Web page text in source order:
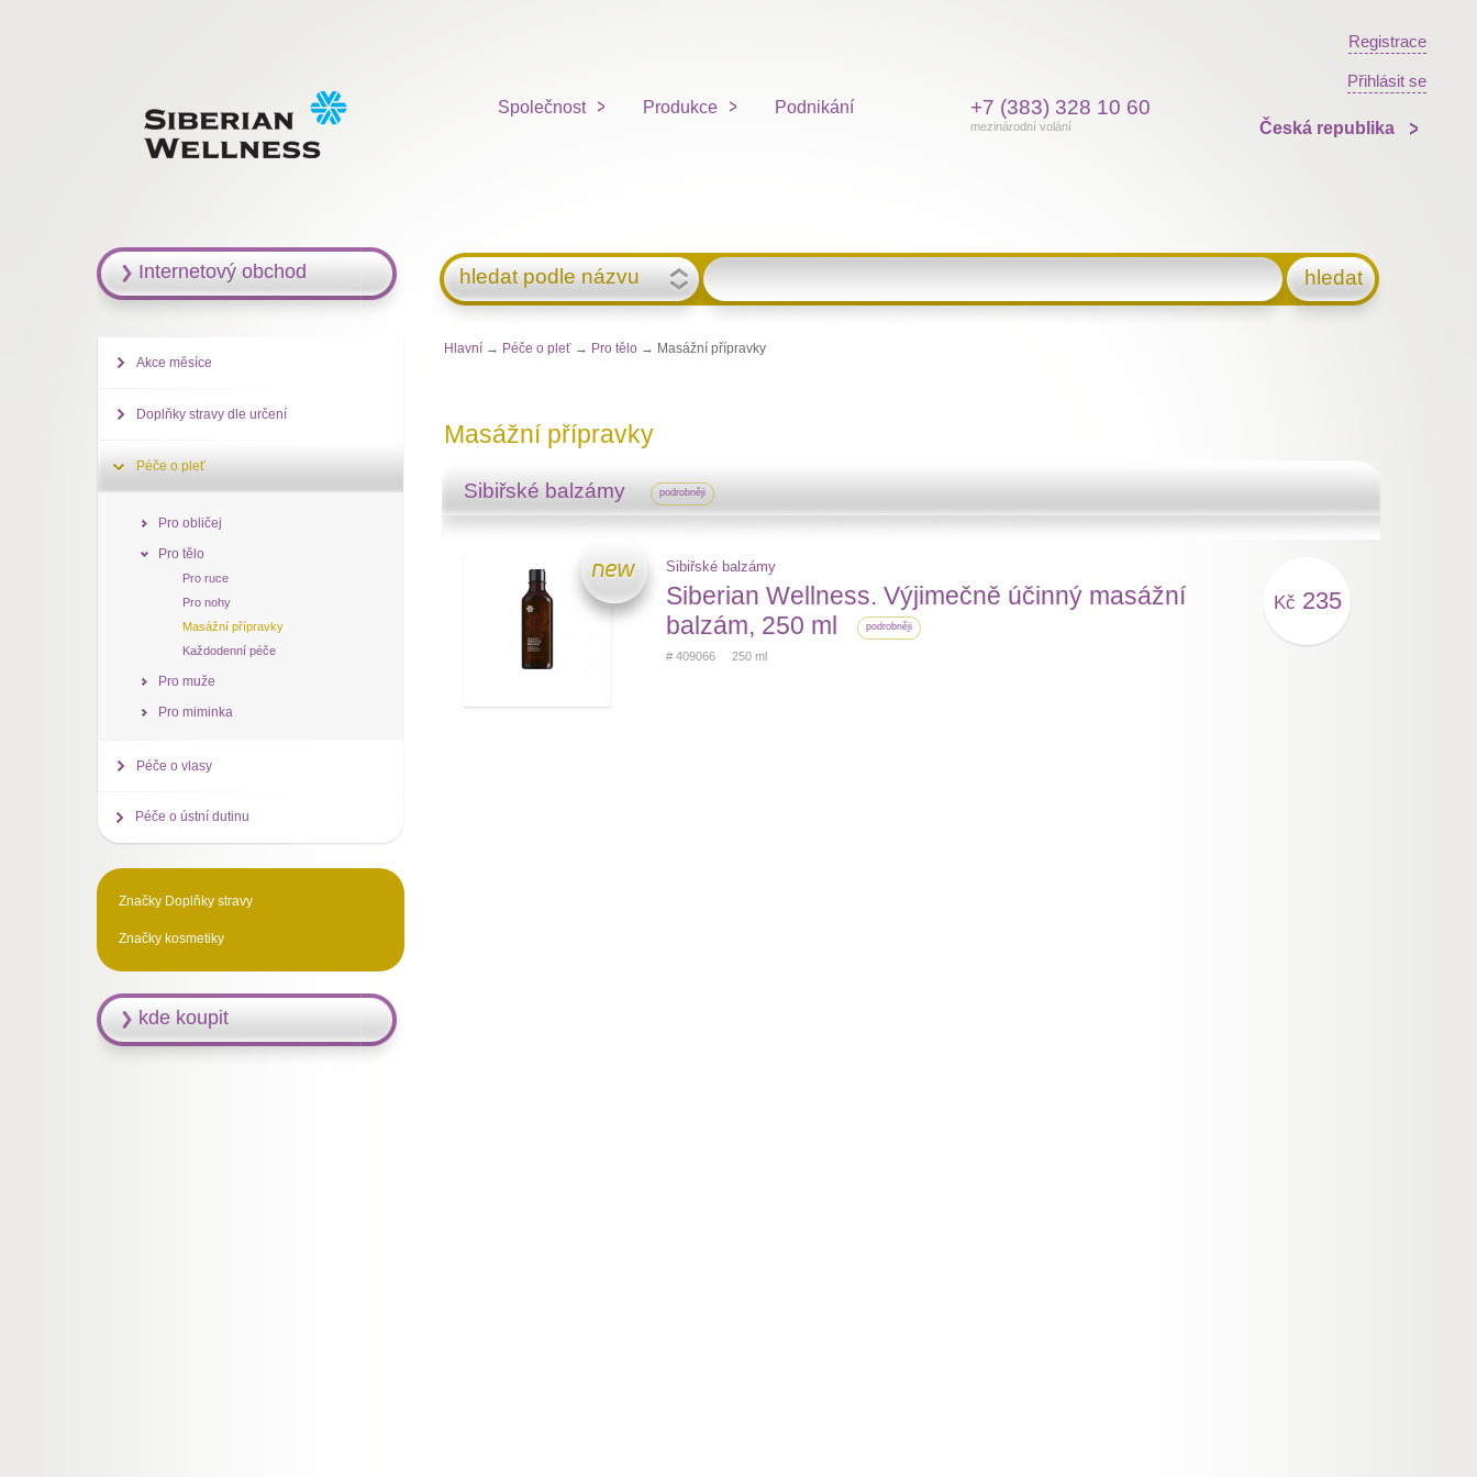
Společnost Produkce Podnikání +7 (383) 328 10 60
mezinárodní volání
Registrace
Přihlásit se
Česká republika
hledat podle názvu hledat
Hlavní → Péče o pleť → Pro tělo → Masážní přípravky
Masážní přípravky
Sibiřské balzámy podrobněji
Sibiřské balzámy
Siberian Wellness. Výjimečně účinný masážní
balzám, 250 ml
podrobněji
# 409066 250 ml
Kč 235
Internetový obchod
Akce měsíce
Doplňky stravy dle určení
Péče o pleť
Pro obličej
Pro tělo
Pro ruce
Pro nohy
Masážní přípravky
Každodenní péče
Pro muže
Pro miminka
Péče o vlasy
Péče o ústní dutinu
Značky Doplňky stravy
Značky kosmetiky
kde koupit